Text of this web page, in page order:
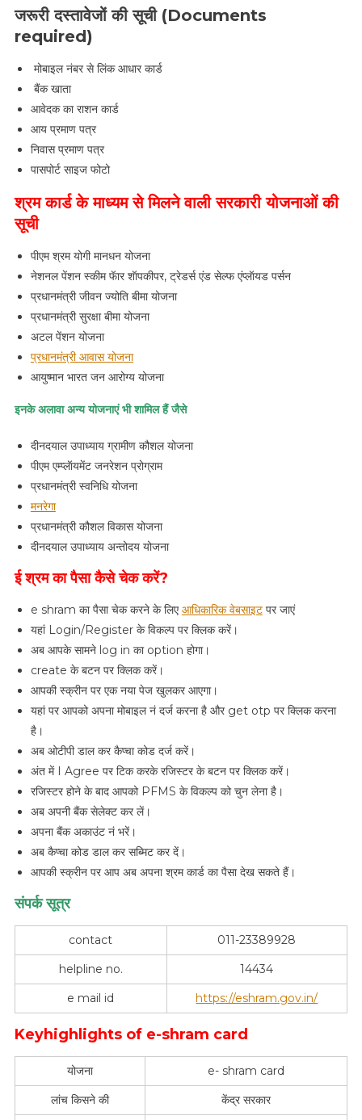
जरूरी दस्तावेजों की सूची (Documents
required)
मोबाइल नंबर से लिंक आधार कार्ड
बैंक खाता
आवेदक का राशन कार्ड
आय प्रमाण पत्र
निवास प्रमाण पत्र
पासपोर्ट साइज फोटो
श्रम कार्ड के माध्यम से मिलने वाली सरकारी योजनाओं की
सूची
पीएम श्रम योगी मानधन योजना
नेशनल पेंशन स्कीम फॅार शॅापकीपर, ट्रेडर्स एंड सेल्फ एंप्लॅायड पर्सन
प्रधानमंत्री जीवन ज्योति बीमा योजना
प्रधानमंत्री सुरक्षा बीमा योजना
अटल पेंशन योजना
प्रधानमंत्री आवास योजना
आयुष्मान भारत जन आरोग्य योजना
इनके अलावा अन्य योजनाएं भी शामिल हैं जैसे
दीनदयाल उपाध्याय ग्रामीण कौशल योजना
पीएम एम्प्लॅायमेंट जनरेशन प्रोग्राम
प्रधानमंत्री स्वनिधि योजना
मनरेगा
प्रधानमंत्री कौशल विकास योजना
दीनदयाल उपाध्याय अन्तोदय योजना
ई श्रम का पैसा कैसे चेक करें?
e shram का पैसा चेक करने के लिए आधिकारिक वेबसाइटपर जाएं
यहां Login/Register के विकल्प पर क्लिक करें।
अब आपके सामने log in का option होगा।
create के बटन पर क्लिक करें।
आपकी स्क्रीन पर एक नया पेज खुलकर आएगा।
यहां पर आपको अपना मोबाइल नं दर्ज करना है और get otp पर क्लिक करना
है।
अब ओटीपी डाल कर कैप्चा कोड दर्ज करें।
अंत में I Agree पर टिक करके रजिस्टर के बटन पर क्लिक करें।
रजिस्टर होने के बाद आपको PFMS के विकल्प को चुन लेना है।
अब अपनी बैंक सेलेक्ट कर लें।
अपना बैंक अकाउंट नं भरें।
अब कैप्चा कोड डाल कर सब्मिट कर दें।
आपकी स्क्रीन पर आप अब अपना श्रम कार्ड का पैसा देख सकते हैं।
संपर्क सूत्र
contact
011-23389928
helpline no.
14434
e mail id
https://eshram.gov.in/
Keyhighlights of e-shram card
योजना
e- shram card
लांच किसने की
केंद्र सरकार